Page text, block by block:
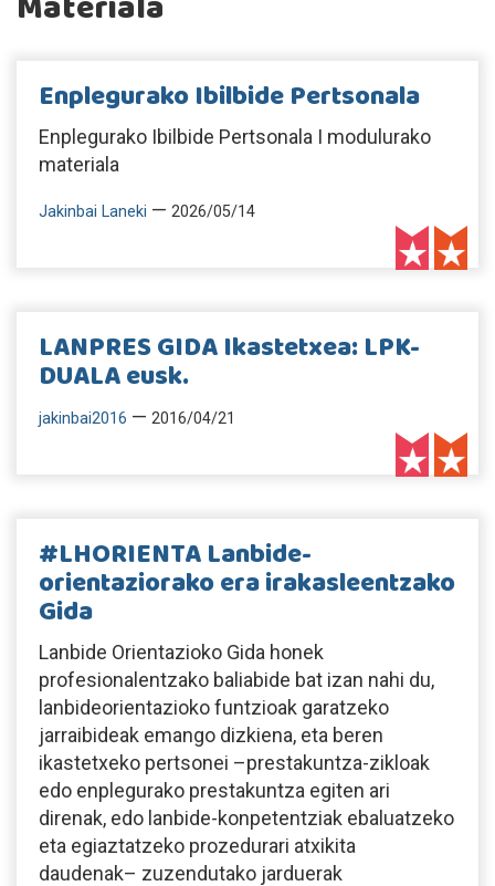
Enplegurako Ibilbide Pertsonala
Enplegurako Ibilbide Pertsonala I modulurako
materiala
Jakinbai Laneki — 2026/05/14
LANPRES GIDA Ikastetxea: LPK-
DUALA eusk.
jakinbai2016 — 2016/04/21
#LHORIENTA Lanbide-
orientaziorako era irakasleentzako
Gida
Lanbide Orientazioko Gida honek
profesionalentzako baliabide bat izan nahi du,
lanbideorientazioko funtzioak garatzeko
jarraibideak emango dizkiena, eta beren
ikastetxeko pertsonei –prestakuntza-zikloak
edo enplegurako prestakuntza egiten ari
direnak, edo lanbide-konpetentziak ebaluatzeko
eta egiaztatzeko prozedurari atxikita
daudenak– zuzendutako jarduerak